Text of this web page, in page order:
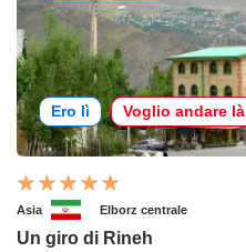
Ero lì Voglio andare là
Asia Elborz centrale
Un giro di Rineh